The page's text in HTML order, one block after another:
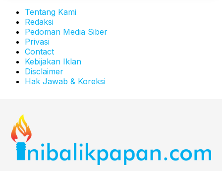
Tentang Kami
Redaksi
Pedoman Media Siber
Privasi
Contact
Kebijakan Iklan
Disclaimer
Hak Jawab & Koreksi